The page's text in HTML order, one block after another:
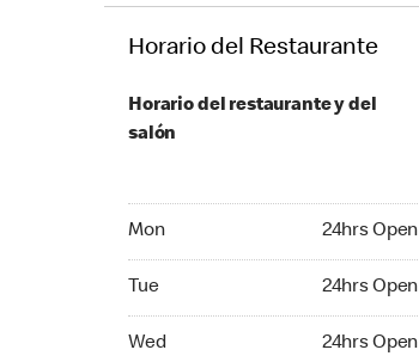
Horario del Restaurante
Horario del restaurante y del
salón
Mon 24hrs Open
Tue 24hrs Open
Wed 24hrs Open